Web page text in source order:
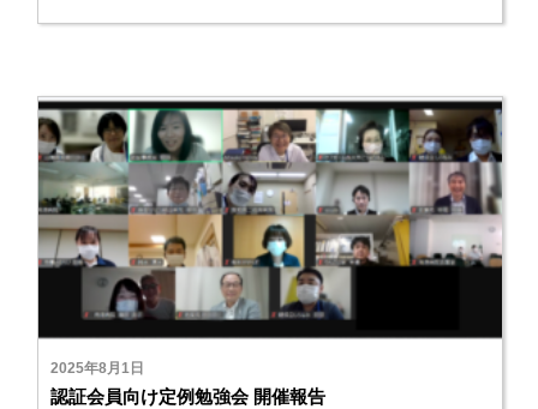
2025年8月1日
認証会員向け定例勉強会 開催報告